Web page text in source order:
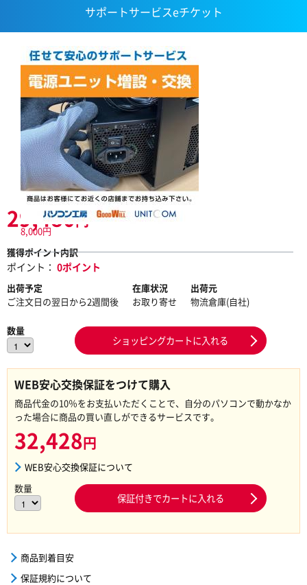
サポートサービスeチケット
8,000円
29,480円
獲得ポイント内訳
ポイント： 0ポイント
出荷予定
ご注文日の翌日から2週間後
在庫状況
お取り寄せ
出荷元
物流倉庫(自社)
数量
ショッピングカートに入れる
WEB安心交換保証をつけて購入
商品代金の10％をお支払いただくことで、自分のパソコンで動かなか
った場合に商品の買い直しができるサービスです。
32,428円
WEB安心交換保証について
数量
保証付きでカートに入れる
商品到着目安
保証規約について